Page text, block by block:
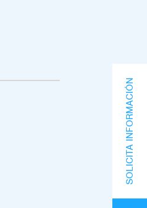
SOLICITA INFORMACIÓN